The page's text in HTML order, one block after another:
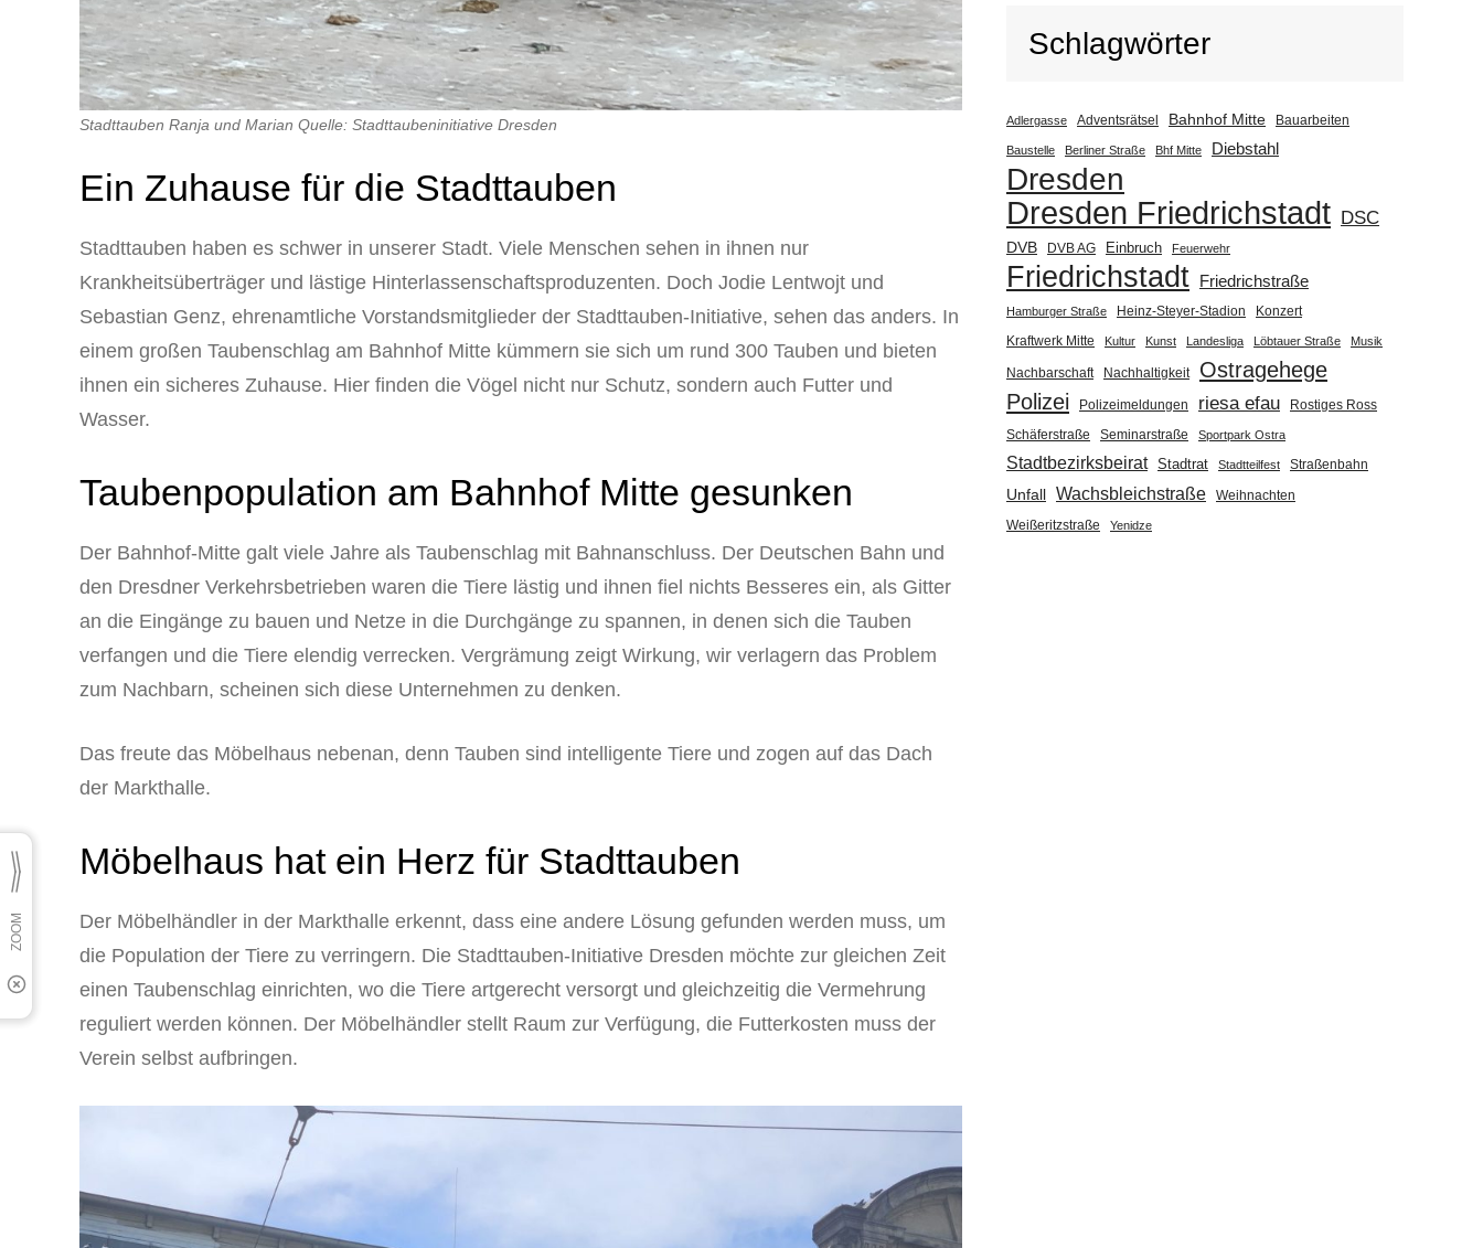
Stadttauben Ranja und Marian Quelle: Stadttaubeninitiative Dresden
Ein Zuhause für die Stadttauben
Stadttauben haben es schwer in unserer Stadt. Viele Menschen sehen in ihnen nur
Krankheitsüberträger und lästige Hinterlassenschaftsproduzenten. Doch Jodie Lentwojt und
Sebastian Genz, ehrenamtliche Vorstandsmitglieder der Stadttauben-Initiative, sehen das anders. In
einem großen Taubenschlag am Bahnhof Mitte kümmern sie sich um rund 300 Tauben und bieten
ihnen ein sicheres Zuhause. Hier finden die Vögel nicht nur Schutz, sondern auch Futter und
Wasser.
Taubenpopulation am Bahnhof Mitte gesunken
Der Bahnhof-Mitte galt viele Jahre als Taubenschlag mit Bahnanschluss. Der Deutschen Bahn und
den Dresdner Verkehrsbetrieben waren die Tiere lästig und ihnen fiel nichts Besseres ein, als Gitter
an die Eingänge zu bauen und Netze in die Durchgänge zu spannen, in denen sich die Tauben
verfangen und die Tiere elendig verrecken. Vergrämung zeigt Wirkung, wir verlagern das Problem
zum Nachbarn, scheinen sich diese Unternehmen zu denken.
Das freute das Möbelhaus nebenan, denn Tauben sind intelligente Tiere und zogen auf das Dach
der Markthalle.
Möbelhaus hat ein Herz für Stadttauben
Der Möbelhändler in der Markthalle erkennt, dass eine andere Lösung gefunden werden muss, um
die Population der Tiere zu verringern. Die Stadttauben-Initiative Dresden möchte zur gleichen Zeit
einen Taubenschlag einrichten, wo die Tiere artgerecht versorgt und gleichzeitig die Vermehrung
reguliert werden können. Der Möbelhändler stellt Raum zur Verfügung, die Futterkosten muss der
Verein selbst aufbringen.
Schlagwörter
Adlergasse Adventsrätsel Bahnhof Mitte Bauarbeiten
Baustelle Berliner Straße Bhf Mitte Diebstahl
Dresden
Dresden Friedrichstadt DSC
DVB DVB AG Einbruch Feuerwehr
Friedrichstadt Friedrichstraße
Hamburger Straße Heinz-Steyer-Stadion
Konzert
Kraftwerk Mitte
Kultur Kunst Landesliga Löbtauer Straße Musik
Nachbarschaft Nachhaltigkeit
Ostragehege
Polizei
Polizeimeldungen riesa efau Rostiges Ross
Schäferstraße Seminarstraße Sportpark Ostra
Stadtbezirksbeirat Stadtrat Stadtteilfest Straßenbahn
Unfall Wachsbleichstraße
Weihnachten
Weißeritzstraße
Yenidze